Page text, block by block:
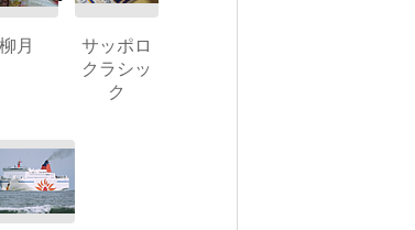
柳月
サッポロ
クラシッ
ク